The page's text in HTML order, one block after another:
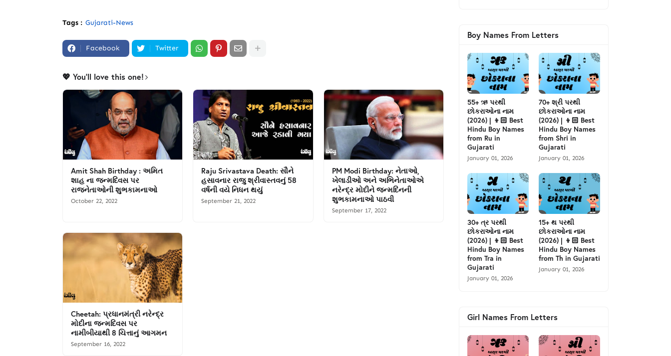
Tags : Gujarati-News
Facebook Twitter
💖 You'll love this one!
Amit Shah Birthday : અમિત
શાહ ના જન્મદિવસ પર
રાજનેતાઓની શુભકામનાઓ
October 22, 2022
Raju Srivastava Death: સૌને
હસાવનાર રાજુ શ્રીવાસ્તવનું 58
વર્ષની વયે નિધન થયું
September 21, 2022
PM Modi Birthday: નેતાઓ,
ખેલાડીઓ અને અભિનેતાઓએ
નરેન્દ્ર મોદીને જન્મદિનની
શુભકામનાઓ પાઠવી
September 17, 2022
Cheetah: પ્રધાનમંત્રી નરેન્દ્ર
મોદીના જન્મદિવસ પર
નામીબીયાથી 8 ચિત્તાનું આગમન
September 16, 2022
Boy Names From Letters
55+ ઋ પરથી
છોકરાઓના નામ
(2026) | 👦🏻 Best
Hindu Boy Names
from Ru in
Gujarati
January 01, 2026
70+ શ્રી પરથી
છોકરાઓના નામ
(2026) | 👦🏻 Best
Hindu Boy Names
from Shri in
Gujarati
January 01, 2026
30+ ત્ર પરથી
છોકરાઓના નામ
(2026) | 👦🏻 Best
Hindu Boy Names
from Tra in
Gujarati
January 01, 2026
15+ થ પરથી
છોકરાઓના નામ
(2026) | 👦🏻 Best
Hindu Boy Names
from Th in Gujarati
January 01, 2026
Girl Names From Letters